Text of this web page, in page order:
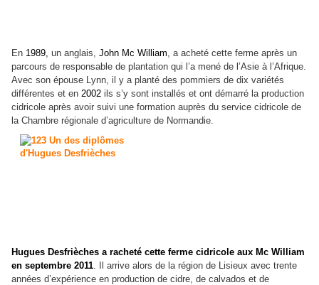
En 1989, un anglais, John Mc William , a acheté cette ferme après un
parcours de responsable de plantation qui l’a mené de l’Asie à l’Afrique.
Avec son épouse Lynn, il y a planté des pommiers de dix variétés
différentes et en 2002 ils s’y sont installés et ont démarré la production
cidricole après avoir suivi une formation auprès du service cidricole de
la Chambre régionale d’agriculture de Normandie.
Hugues Desfrièches a racheté cette ferme cidricole aux Mc William
en septembre 2011 . Il arrive alors de la région de Lisieux avec trente
années d’expérience en production de cidre, de calvados et de